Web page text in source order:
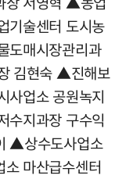
기술센터 도시농
도매시장관리과
김현숙 ▲진해보
사업소 공원녹지
수지과장 구수익
▲상수도사업소
마산급수센터